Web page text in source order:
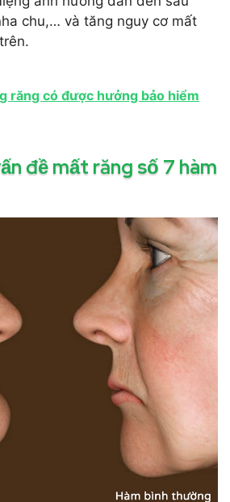
chu,… và tăng nguy cơ mất
răng có được hưởng bảo hiểm
đề mất răng số 7 hàm